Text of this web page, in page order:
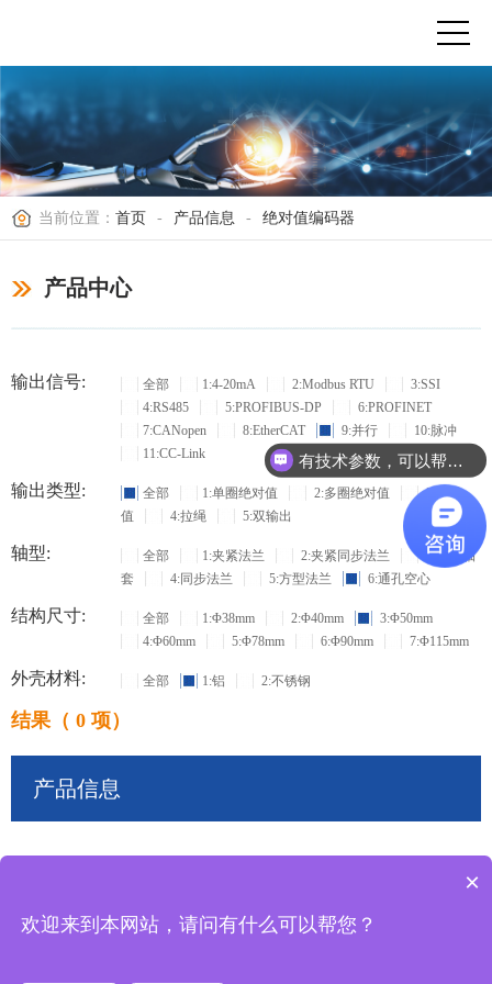
当前位置： 首页 - 产品信息 - 绝对值编码器
产品中心
输出信号: 全部 1:4-20mA 2:Modbus RTU
3:SSI
4:RS485
5:PROFIBUS-DP
6:PROFINET
7:CANopen
8:EtherCAT 9:并行
10:脉冲
11:CC-Link
输出类型: 全部 1:单圈绝对值 2:多圈绝对值
3:增量
值
4:拉绳 5:双输出
轴型: 全部 1:夹紧法兰 2:夹紧同步法兰
3:盲孔轴
套
4:同步法兰 5:方型法兰 6:通孔空心
结构尺寸: 全部 1:Φ38mm 2:Φ40mm
3:Φ50mm
4:Φ60mm
5:Φ78mm 6:Φ90mm 7:Φ115mm
外壳材料: 全部 1:铝 2:不锈钢
结果（ 0 项）
产品信息
有技术参数，可以帮忙选型吗？
×
欢迎来到本网站，请问有什么可以帮您？